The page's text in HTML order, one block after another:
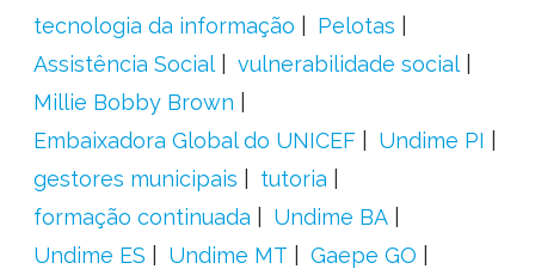
tecnologia da informação
Pelotas
Assistência Social
vulnerabilidade social
Millie Bobby Brown
Embaixadora Global do UNICEF
Undime PI
gestores municipais
tutoria
formação continuada
Undime BA
Undime ES
Undime MT
Gaepe GO